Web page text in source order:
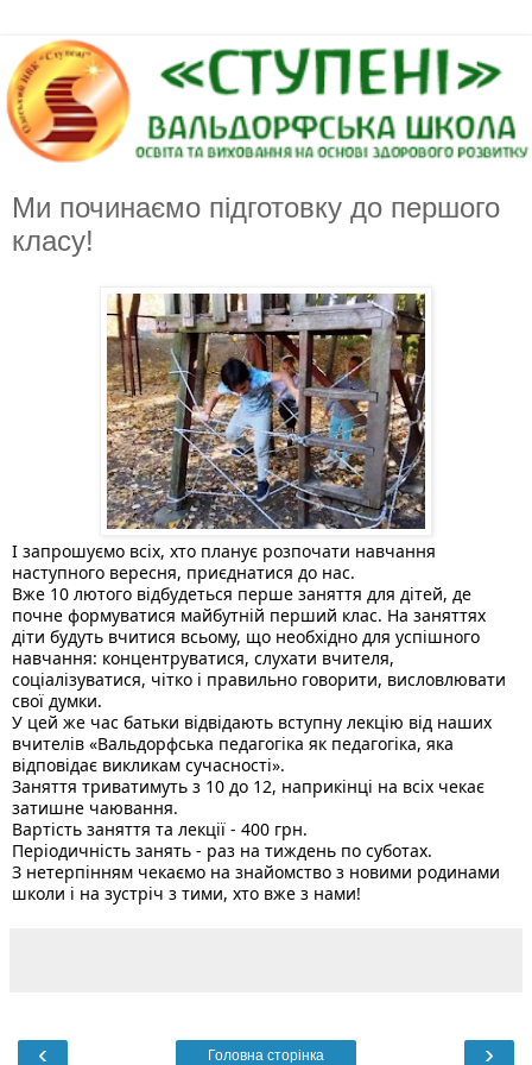
Ми починаємо підготовку до першого
класу!
І запрошуємо всіх, хто планує розпочати навчання
наступного вересня, приєднатися до нас.
Вже 10 лютого відбудеться перше заняття для дітей, де
почне формуватися майбутній перший клас. На заняттях
діти будуть вчитися всьому, що необхідно для успішного
навчання: концентруватися, слухати вчителя,
соціалізуватися, чітко і правильно говорити, висловлювати
свої думки.
У цей же час батьки відвідають вступну лекцію від наших
вчителів «Вальдорфська педагогіка як педагогіка, яка
відповідає викликам сучасності».
Заняття триватимуть з 10 до 12, наприкінці на всіх чекає
затишне чаювання.
Вартість заняття та лекції - 400 грн.
Періодичність занять - раз на тиждень по суботах.
З нетерпінням чекаємо на знайомство з новими родинами
школи і на зустріч з тими, хто вже з нами!
‹ ›
Головна сторінка